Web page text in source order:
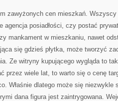
zawyżonych cen mieszkań.
agencja posiadłości, czy postać
mankament w mieszkaniu, nawet
się gdzieś płytka, może tworzyć
Ze witryny kupującego wygląda to
przez wiele lat, to warto się o cenę
Właśnie dlatego może się niezwykle
dana figura jest zaintrygowana.